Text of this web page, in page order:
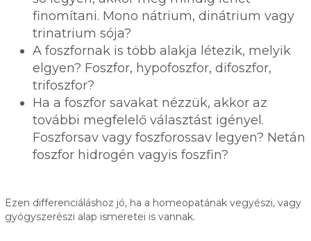
finomítani. Mono nátrium, dinátrium vagy
trinatrium sója?
A foszfornak is több alakja létezik, melyik
elgyen? Foszfor, hypofoszfor, difoszfor,
trifoszfor?
Ha a foszfor savakat nézzük, akkor az
további megfelelő választást igényel.
Foszforsav vagy foszforossav legyen? Netán
foszfor hidrogén vagyis foszfin?
Ezen differenciáláshoz jó, ha a homeopatának vegyészi, vagy
gyógyszerészi alap ismeretei is vannak.